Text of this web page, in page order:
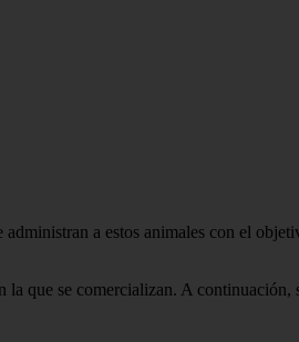
a estos animales con el
que se comercializan. A continuación,